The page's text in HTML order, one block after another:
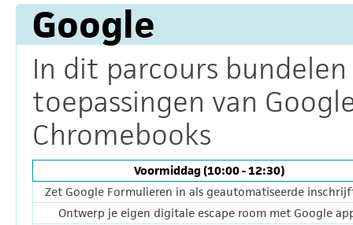
Google
In dit parcours bundelen
toepassingen van
Chromebooks
Voormiddag (10:00 - 12:30)
Zet Google Formulieren in als geautomatiseerde
Ontwerp je eigen digitale escape room met Google